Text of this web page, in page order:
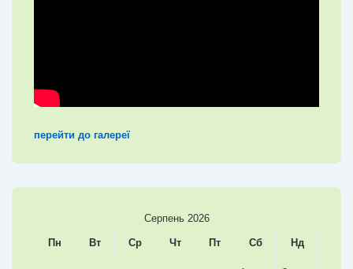
перейти до галереї
Серпень 2026
Пн Вт Ср Чт Пт Сб Нд